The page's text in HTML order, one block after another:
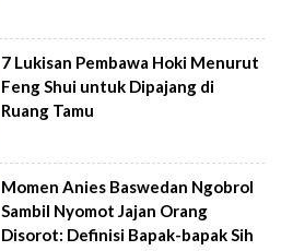
7 Lukisan Pembawa Hoki Menurut
Feng Shui untuk Dipajang di
Ruang Tamu
Momen Anies Baswedan Ngobrol
Sambil Nyomot Jajan Orang
Disorot: Definisi Bapak-bapak Sih